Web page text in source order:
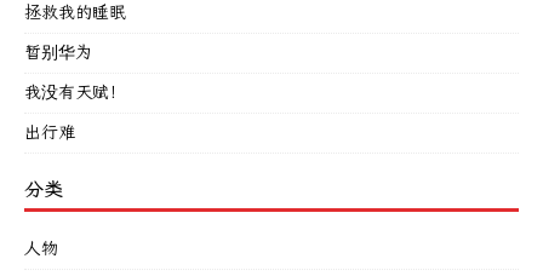
拯救我的睡眠
暂别华为
我没有天赋！
出行难
分类
人物